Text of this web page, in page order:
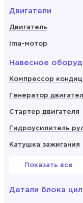
Двигатели
Двигатель
Ima-мотор
Навесное
Компрессор
Генератор
Стартер двигателя
Гидроусилитель
Катушка зажигания
Показать все
Детали блока